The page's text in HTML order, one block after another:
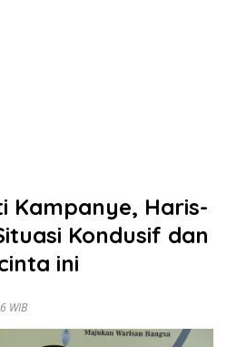
Kampanye, Haris-
Kondusif dan
ini
WIB